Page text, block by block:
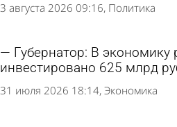
3 августа 2026 09:16 Политика
Губернатор: В экономику
инвестировано 625 млрд
31 июля 2026 18:14 Экономика